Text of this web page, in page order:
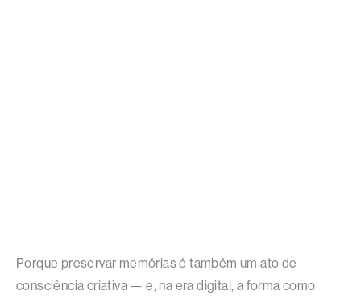
Porque preservar memórias é também um ato de
consciência criativa — e, na era digital, a forma como